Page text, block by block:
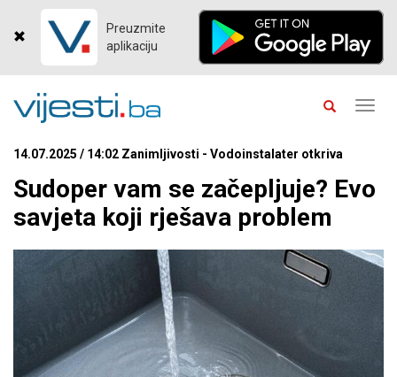
Preuzmite
aplikaciju
14.07.2025 / 14:02 Zanimljivosti - Vodoinstalater otkriva
Sudoper vam se začepljuje? Evo
savjeta koji rješava problem